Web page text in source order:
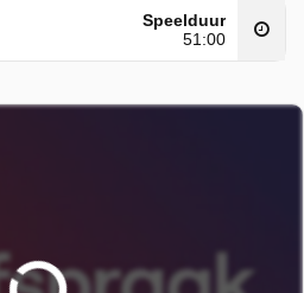
aansloten bij Islamitische
eerst openlijk over hun
uur.
Speelduur
51:00